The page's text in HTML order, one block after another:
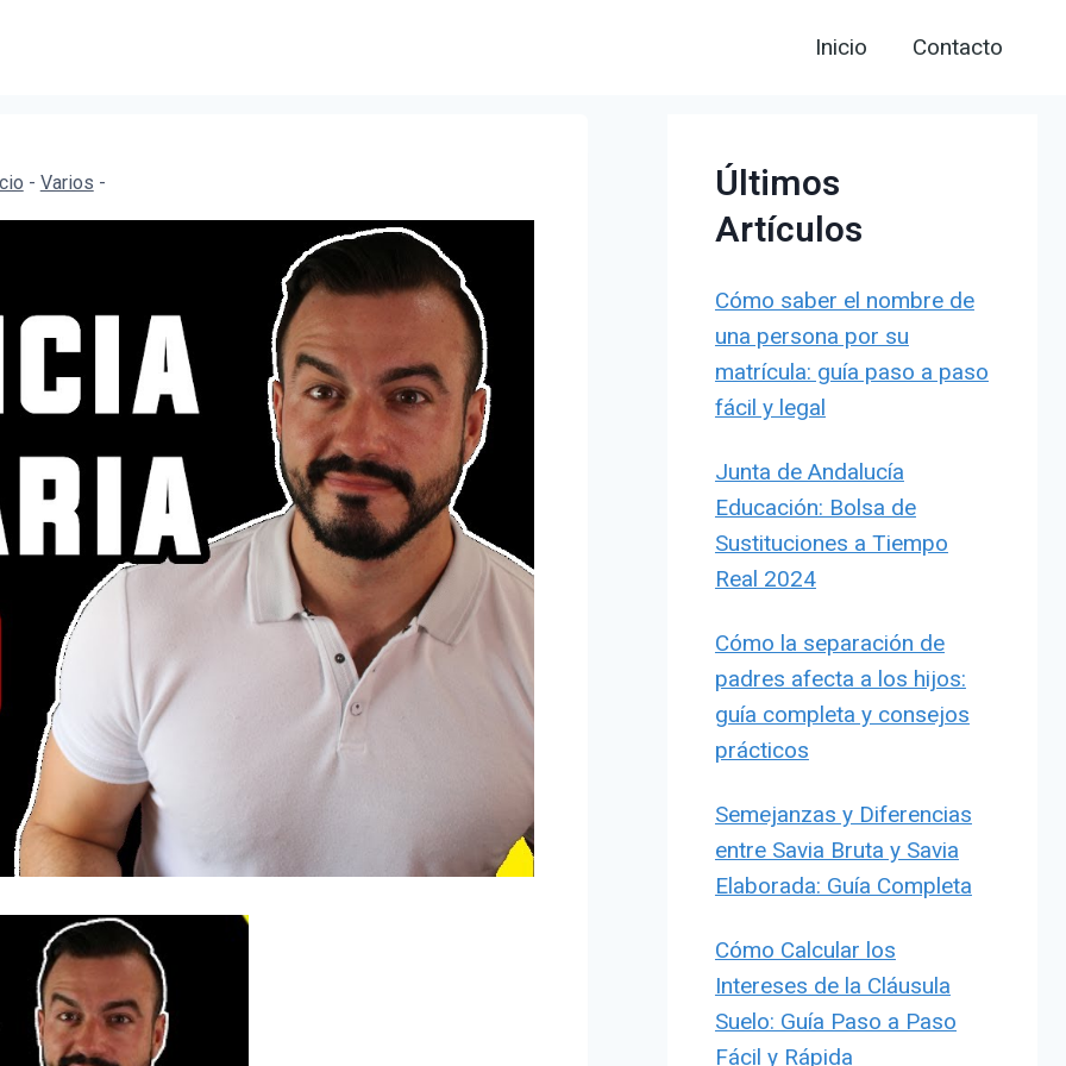
Inicio Contacto
- Varios -
Últimos
Artículos
Cómo saber el nombre de
una persona por su
matrícula: guía paso a paso
fácil y legal
Junta de Andalucía
Educación: Bolsa de
Sustituciones a Tiempo
Real 2024
Cómo la separación de
padres afecta a los hijos:
guía completa y consejos
prácticos
Semejanzas y Diferencias
entre Savia Bruta y Savia
Elaborada: Guía Completa
Cómo Calcular los
Intereses de la Cláusula
Suelo: Guía Paso a Paso
Fácil y Rápida